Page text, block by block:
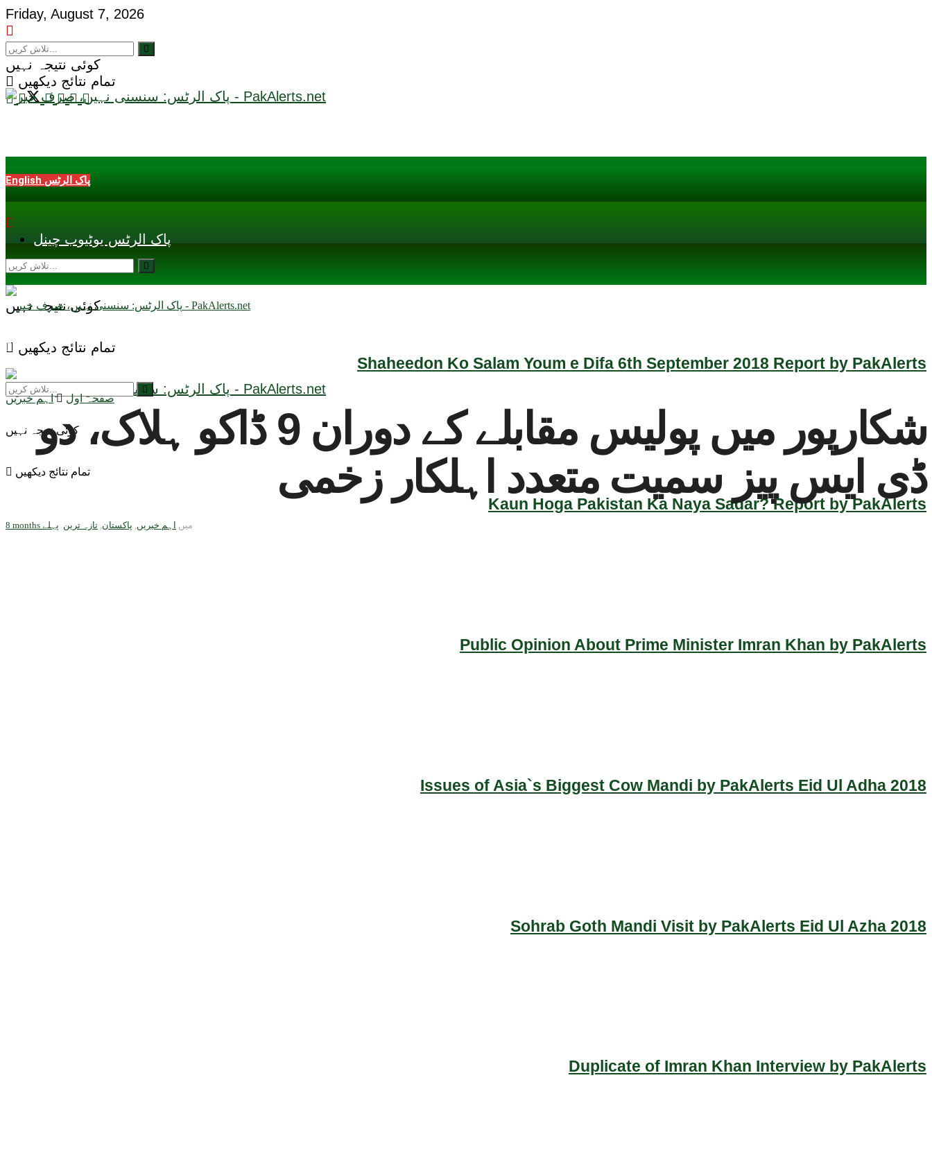
Friday, August 7, 2026
کوئی نتیجہ نہیں
تمام نتائج دیکھیں
English پاک الرٹس
پاک الرٹس یوٹیوب چینل
Shaheedon Ko Salam Youm e Difa 6th September 2018 Report by PakAlerts
Kaun Hoga Pakistan Ka Naya Sadar? Report by PakAlerts
Public Opinion About Prime Minister Imran Khan by PakAlerts
Issues of Asia`s Biggest Cow Mandi by PakAlerts Eid Ul Adha 2018
Sohrab Goth Mandi Visit by PakAlerts Eid Ul Azha 2018
Duplicate of Imran Khan Interview by PakAlerts
کوئی نتیجہ نہیں
تمام نتائج دیکھیں
کوئی نتیجہ نہیں
تمام نتائج دیکھیں
صفحہ اول اہم خبریں
شکارپور میں پولیس مقابلے کے دوران 9 ڈاکو ہلاک، دو
ڈی ایس پیز سمیت متعدد اہلکار زخمی
8 months پہلے میں اہم خبریں پاکستان تازہ ترین